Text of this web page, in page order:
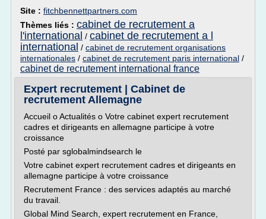
Site : fitchbennettpartners.com
Thèmes liés : cabinet de recrutement a
l'international / cabinet de recrutement a l
international / cabinet de recrutement organisations
internationales / cabinet de recrutement paris international /
cabinet de recrutement international france
Expert recrutement | Cabinet de
recrutement Allemagne
Accueil o Actualités o Votre cabinet expert recrutement
cadres et dirigeants en allemagne participe à votre
croissance
Posté par sglobalmindsearch le
Votre cabinet expert recrutement cadres et dirigeants en
allemagne participe à votre croissance
Recrutement France : des services adaptés au marché
du travail.
Global Mind Search, expert recrutement en France,